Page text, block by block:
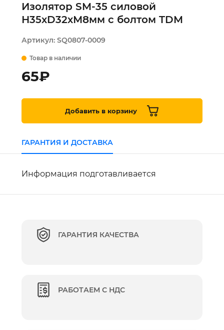
Изолятор SM-35 силовой
Н35хD32хМ8мм c болтом TDM
Артикул: SQ0807-0009
Товар в наличии
65₽
Добавить в корзину
ГАРАНТИЯ И ДОСТАВКА
Информация подготавливается
ГАРАНТИЯ КАЧЕСТВА
РАБОТАЕМ С НДС